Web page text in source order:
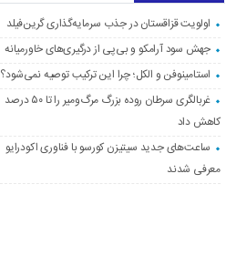
اولویت قزاقستان در جذب سرمایه‌گذاری گرین‌فیلد
جهش سود آرامکو و بی‌پی از درگیری‌های خاورمیانه
استامینوفن و الکل؛ چرا این ترکیب توصیه نمی‌شود؟
غربالگری سرطان روده بزرگ مرگ‌ومیر را تا ۵۰ درصد
کاهش داد
ساعت‌های جدید سیتیزن کورسو با فناوری اکودرایو
معرفی شدند